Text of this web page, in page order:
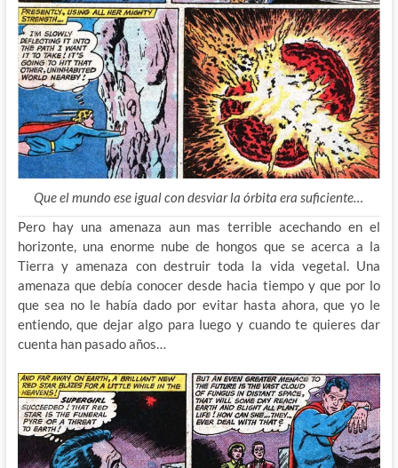
Que el mundo ese igual con desviar la órbita era suficiente…
Pero hay una amenaza aun mas terrible acechando en el
horizonte, una enorme nube de hongos que se acerca a la
Tierra y amenaza con destruir toda la vida vegetal. Una
amenaza que debía conocer desde hacia tiempo y que por lo
que sea no le había dado por evitar hasta ahora, que yo le
entiendo, que dejar algo para luego y cuando te quieres dar
cuenta han pasado años…